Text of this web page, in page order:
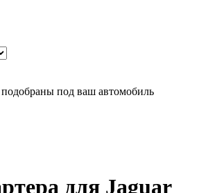
подобраны под ваш автомобиль
для Jaguar